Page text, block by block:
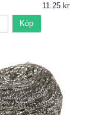
11.25
Köp